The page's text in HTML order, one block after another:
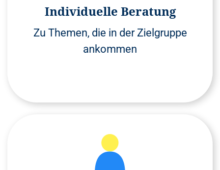
Individuelle Beratung
Zu Themen, die in der Zielgruppe
ankommen